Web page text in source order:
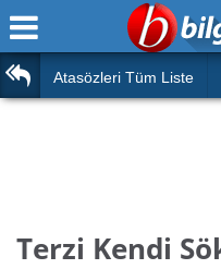
Ana Sayfa
Türk Tarihi & Kültürü
Atasözleri Tüm Liste
Terzi Kendi